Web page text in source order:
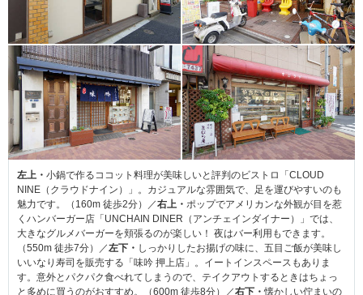
左上・ 小鍋で作るココット料理が美味しいと評判のビストロ「CLOUD
NINE（クラウドナイン）」。カジュアルな雰囲気で、足を運びやすいのも
魅力です。（160m 徒歩2分）／右上・ ポップでアメリカンな外観が目を惹
くハンバーガー店「UNCHAIN DINER（アンチェインダイナー）」では、
大きなグルメバーガーを頬張るのが楽しい！ 夜はバー利用もできます。
（550m 徒歩7分）／左下・ しっかりしたお揚げの味に、五目ご飯が美味し
いいなり寿司を販売する「味吟 押上店」。イートインスペースもありま
す。意外とパクパク食べれてしまうので、テイクアウトするときはちょっ
と多めに買うのがおすすめ。（600m 徒歩8分）／右下・懐かしい佇まいの